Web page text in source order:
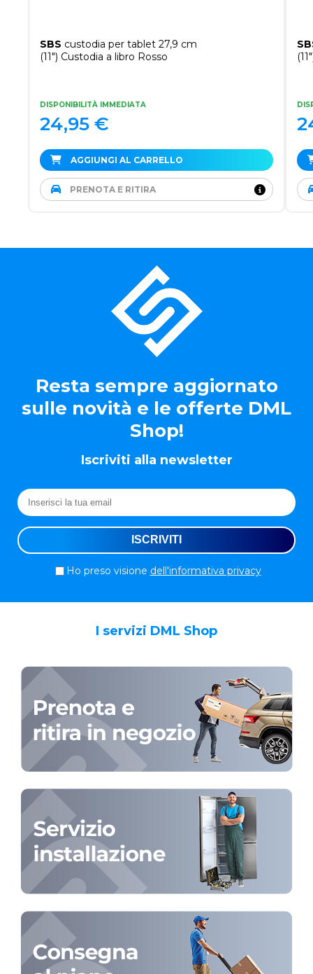
SBS custodia per tablet 27,9 cm
(11") Custodia a libro Rosso
DISPONIBILITÀ IMMEDIATA
24,95 €
AGGIUNGI AL CARRELLO
PRENOTA E RITIRA
Resta sempre aggiornato
sulle novità e le offerte DML
Shop!
Iscriviti alla newsletter
Ho preso visione dell'informativa privacy
I servizi DML Shop